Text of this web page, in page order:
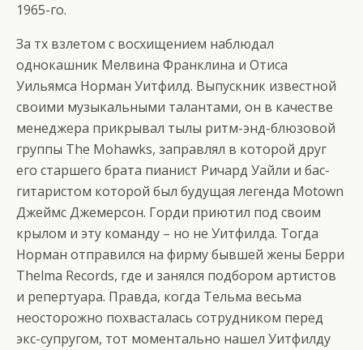
1965-го.
За тх взлетом с восхищением наблюдал
однокашник Мелвина Франклина и Отиса
Уильямса Норман Уитфилд. Выпускник известной
своими музыкальными талантами, он в качестве
менеджера прикрывал тылы ритм-энд-блюзовой
группы The Mohawks, заправлял в которой друг
его старшего брата пианист Ричард Уайли и бас-
гитаристом которой был будущая легенда Motown
Джеймс Джемерсон. Горди приютил под своим
крылом и эту команду – но не Уитфилда. Тогда
Норман отправился на фирму бывшей жены Берри
Thelma Records, где и занялся подбором артистов
и репертуара. Правда, когда Тельма весьма
неосторожно похвасталась сотрудником перед
экс-супругом, тот моментально нашел Уитфилду